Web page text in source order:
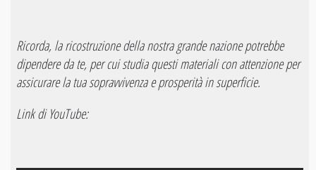
Ricorda, la ricostruzione della nostra grande nazione potrebbe
dipendere da te, per cui studia questi materiali con attenzione per
assicurare la tua sopravvivenza e prosperità in superficie.
Link di YouTube: